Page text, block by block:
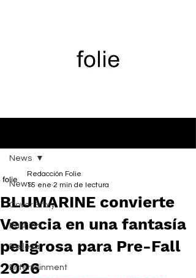
News
Cover Story
Fashion
Belleza
Entertainment
News
BLUMARINE convierte
Venecia en una fantasía
peligrosa para Pre-Fall
2026
Redacción Folie
15 ene 2 min de lectura